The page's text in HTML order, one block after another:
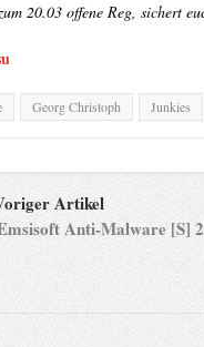
20.03 offene Reg, sichert
Georg Christoph Junkies
Artikel
Anti-Malware [S]